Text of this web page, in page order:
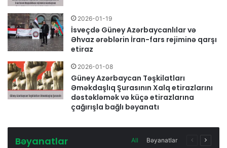
2026-01-19
İsveçdə Güney Azərbaycanlılar və
Əhvaz ərəblərin İran-fars rejiminə qarşı
etiraz
2026-01-08
Güney Azərbaycan Təşkilatları
Əməkdaşlıq Şurasının Xalq etirazlarını
dəstəkləmək və küçə etirazlarına
çağırışla bağlı bəyanatı
Bəyanatlar All Bəyanatlar
Previous